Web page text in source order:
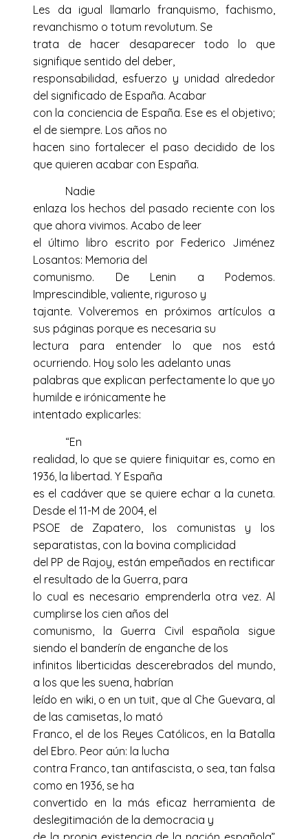
Les da igual llamarlo franquismo, fachismo,
revanchismo o totum revolutum. Se
trata de hacer desaparecer todo lo que
signifique sentido del deber,
responsabilidad, esfuerzo y unidad alrededor
del significado de España. Acabar
con la conciencia de España. Ese es el objetivo;
el de siempre. Los años no
hacen sino fortalecer el paso decidido de los
que quieren acabar con España.
Nadie
enlaza los hechos del pasado reciente con los
que ahora vivimos. Acabo de leer
el último libro escrito por Federico Jiménez
Losantos: Memoria del
comunismo. De Lenin a Podemos.
Imprescindible, valiente, riguroso y
tajante. Volveremos en próximos artículos a
sus páginas porque es necesaria su
lectura para entender lo que nos está
ocurriendo. Hoy solo les adelanto unas
palabras que explican perfectamente lo que yo
humilde e irónicamente he
intentado explicarles:
“En
realidad, lo que se quiere finiquitar es, como en
1936, la libertad. Y España
es el cadáver que se quiere echar a la cuneta.
Desde el 11-M de 2004, el
PSOE de Zapatero, los comunistas y los
separatistas, con la bovina complicidad
del PP de Rajoy, están empeñados en rectificar
el resultado de la Guerra, para
lo cual es necesario emprenderla otra vez. Al
cumplirse los cien años del
comunismo, la Guerra Civil española sigue
siendo el banderín de enganche de los
infinitos liberticidas descerebrados del mundo,
a los que les suena, habrían
leído en wiki, o en un tuit, que al Che Guevara, al
de las camisetas, lo mató
Franco, el de los Reyes Católicos, en la Batalla
del Ebro. Peor aún: la lucha
contra Franco, tan antifascista, o sea, tan falsa
como en 1936, se ha
convertido en la más eficaz herramienta de
deslegitimación de la democracia y